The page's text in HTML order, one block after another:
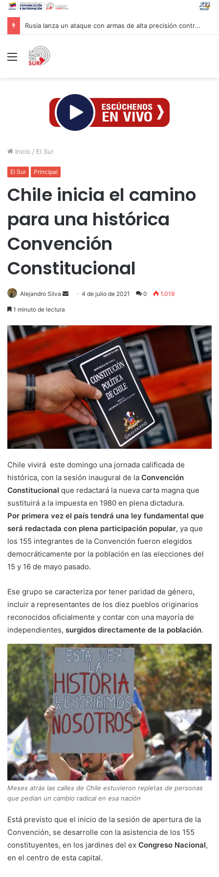
Rusia lanza un ataque con armas de alta precisión contra la industria militar en Kiev
Menú
Inicio / El Sur
El Sur Principal
Chile inicia el camino
para una histórica
Convención
Constitucional
Alejandro Silva
Send4 de julio de 2021 0 1.019
1 minuto de lectura
Chile vivirá este domingo una jornada calificada de
histórica, con la sesión inaugural de la Convención
Constitucional que redactará la nueva carta magna que
sustituirá a la impuesta en 1980 en plena dictadura.
Por primera vez el país tendrá una ley fundamental que
será redactada con plena participación popular, ya que
los 155 integrantes de la Convención fueron elegidos
democráticamente por la población en las elecciones del
15 y 16 de mayo pasado.
Ese grupo se caracteriza por tener paridad de género,
incluir a representantes de los diez pueblos originarios
reconocidos oficialmente y contar con una mayoría de
independientes, surgidos directamente de la población.
Meses atrás las calles de Chile estuvieron repletas de personas
que pedían un cambio radical en esa nación
Está previsto que el inicio de la sesión de apertura de la
Convención, se desarrolle con la asistencia de los 155
constituyentes, en los jardines del ex Congreso Nacional,
en el centro de esta capital.